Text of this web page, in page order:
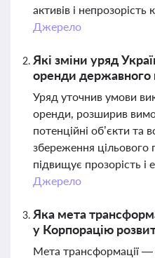
активів і
Джерело
Які зміни уряд
оренди державного
Уряд уточнив умови
оренди, розширив
потенційні об’єкти та
збереження
підвищує прозорість і
Джерело
Яка мета
у Корпорацію
Мета трансформації —